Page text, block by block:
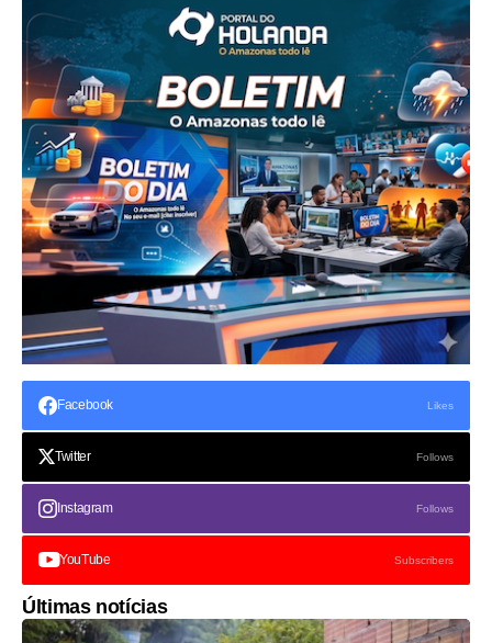
Facebook Likes
Twitter Follows
Instagram Follows
YouTube Subscribers
Últimas notícias